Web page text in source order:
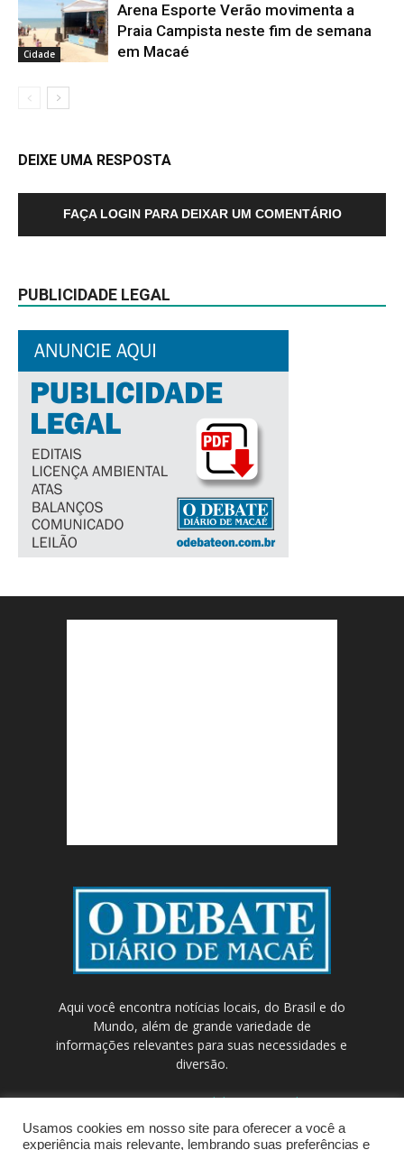
Cidade
Arena Esporte Verão movimenta a
Praia Campista neste fim de semana
em Macaé
DEIXE UMA RESPOSTA
FAÇA LOGIN PARA DEIXAR UM COMENTÁRIO
PUBLICIDADE LEGAL
Aqui você encontra notícias locais, do Brasil e do
Mundo, além de grande variedade de
informações relevantes para suas necessidades e
diversão.
Contato:contato@odebateon.com.br /
comercia@odebateon.com.br
Usamos cookies em nosso site para oferecer a você a
experiência mais relevante, lembrando suas preferências e